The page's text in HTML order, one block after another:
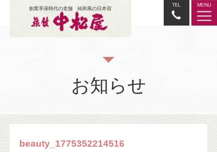
創業享保時代の老舗 純和風の日本宿
お知らせ
beauty_1775352214516